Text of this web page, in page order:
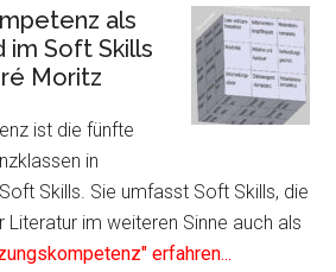
Mentale
Kompetenz
als
im
Soft
Skills
Würfel
von
als
Soft Skills
Moritz
ist die fünfte
in
Skills. Sie umfasst Soft Skills, die
Literatur im weiteren Sinne auch als
erfahren...